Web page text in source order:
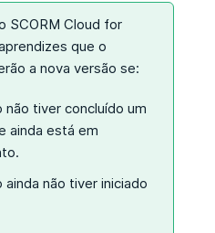
SCORM Cloud for
que o
a nova versão se:
não tiver concluído um
ainda está em
ainda não tiver iniciado